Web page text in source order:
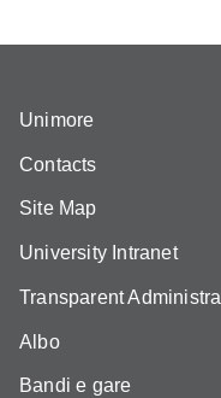
Unimore
Contacts
Site Map
University Intranet
Transparent
Albo
Bandi e gare